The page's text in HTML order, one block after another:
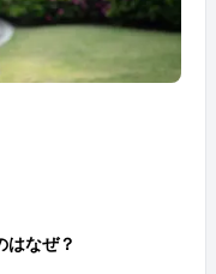
はなぜ？